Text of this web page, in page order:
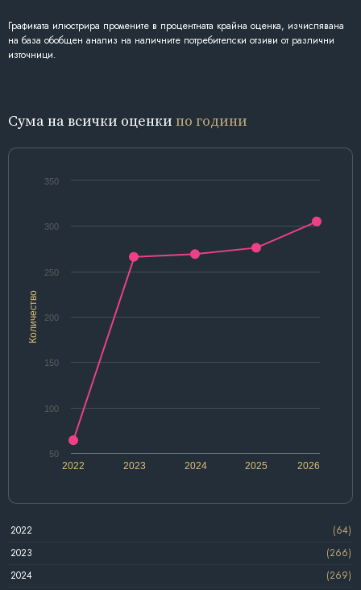
Графиката илюстрира промените в процентната крайна оценка, изчислявана
на база обобщен анализ на наличните потребителски отзиви от различни
източници.
Сума на всички оценки по години
Количество
2022 2024 2026
2023 2025
50
100
150
200
250
300
350
2022
(64)
2023
(266)
2024
(269)